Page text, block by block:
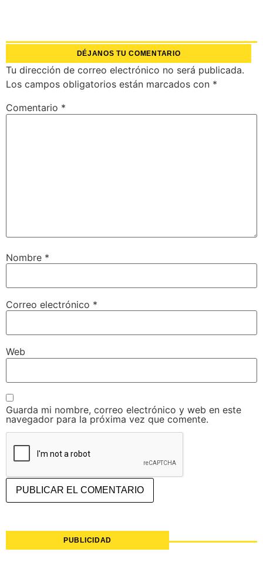
DÉJANOS TU COMENTARIO
Tu dirección de correo electrónico no será publicada.
Los campos obligatorios están marcados con *
Comentario *
Nombre *
Correo electrónico *
Web
Guarda mi nombre, correo electrónico y web en este
navegador para la próxima vez que comente.
PUBLICIDAD